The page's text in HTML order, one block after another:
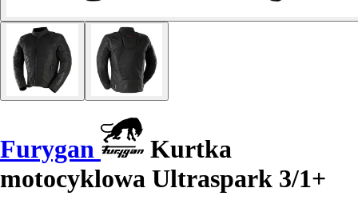
Furygan
Kurtka
motocyklowa Ultraspark 3/1+